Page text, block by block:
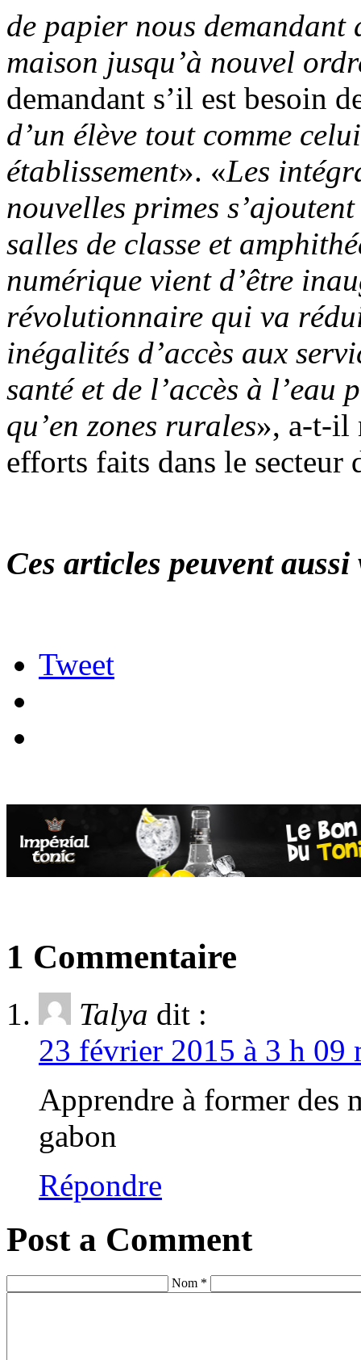
de papier nous
maison jusqu’à nouvel
demandant s’il est besoin
d’un élève tout comme
établissement». «Les
nouvelles primes
salles de classe et
numérique vient d’être
révolutionnaire qui va
inégalités d’accès aux
santé et de l’accès à
qu’en zones rurales», a-t-il
efforts faits dans le secteur
Ces articles peuvent
Tweet
1 Commentaire
Talya dit :
23 février 2015 à 3 h 09
Apprendre à former des
gabon
Répondre
Post a Comment
Nom *